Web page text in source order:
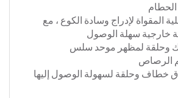
الحطام
المقواة لإدراج وسادة الكوع ، مع
خارجية سهلة الوصول